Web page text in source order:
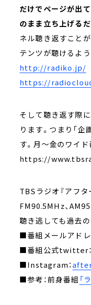
だけでページが出
のまま立ち上げるだ
ネル聴き返すこと
テンツが聴け
http://radiko.jp/
https://
そして聴き返す際
ります。つまり「
す。月～金のワ
https://
TBSラジオ『アフ
FM90.5MHz、
聴き逃しても過去
■番組メールアド
■番組公式twitter：
■Instagram：
■参考：前身番組 「